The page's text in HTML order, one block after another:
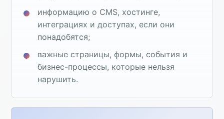
информацию о CMS, хостинге,
интеграциях и доступах, если они
понадобятся;
важные страницы, формы, события и
бизнес-процессы, которые нельзя
нарушить.